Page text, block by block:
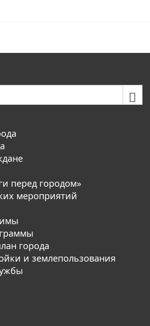
перед городом»
мероприятий
города
и землепользования